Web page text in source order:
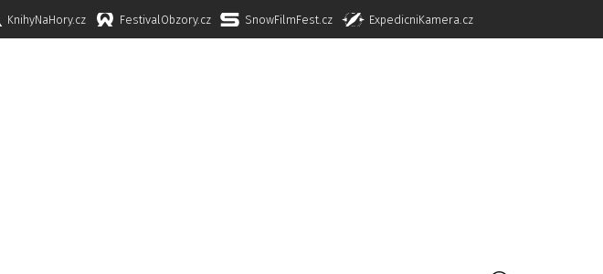
KnihyNaHory.cz FestivalObzory.cz SnowFilmFest.cz ExpedicniKamera.cz